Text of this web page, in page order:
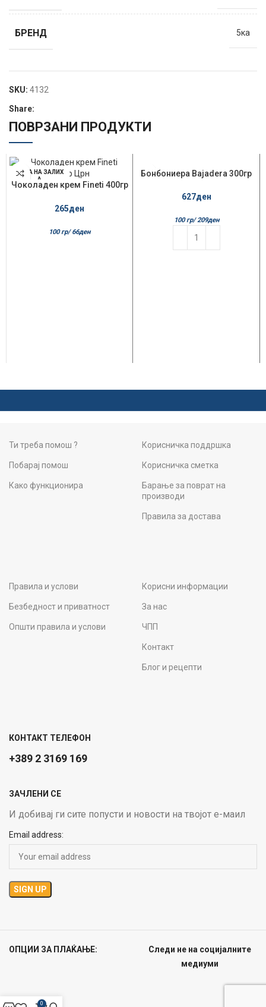
БРЕНД 5ка
SKU: 4132
Share:
ПОВРЗАНИ ПРОДУКТИ
НЕМА НА ЗАЛИХ
А
Чоколаден крем Fineti 400гр
265ден
100 гр/ 66ден
Бонбониера Bajadera 300гр
627ден
100 гр/ 209ден
Ти треба помош ?
Побарај помош
Како функционира
Корисничка поддршка
Корисничка сметка
Барање за поврат на
производи
Правила за достава
Правила и услови
Безбедност и приватност
Општи правила и услови
Корисни информации
За нас
ЧПП
Контакт
Блог и рецепти
КОНТАКТ ТЕЛЕФОН
+389 2 3169 169
ЗАЧЛЕНИ СЕ
И добивај ги сите попусти и новости на твојот е-маил
Email address:
ОПЦИИ ЗА ПЛАЌАЊЕ:
Следи не на социјалните
медиуми
0